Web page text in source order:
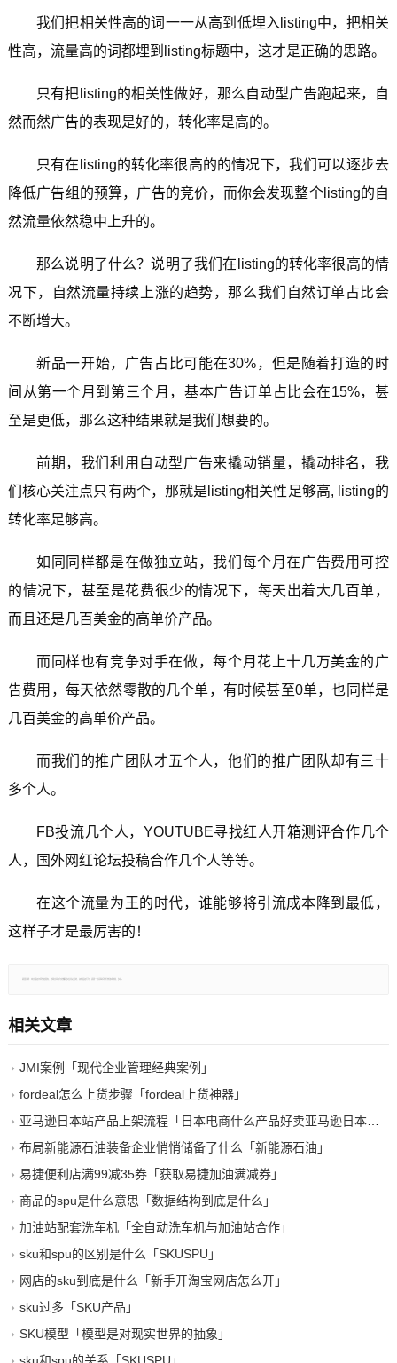
我们把相关性高的词一一从高到低埋入listing中，把相关
性高，流量高的词都埋到listing标题中，这才是正确的思路。
只有把listing的相关性做好，那么自动型广告跑起来，自
然而然广告的表现是好的，转化率是高的。
只有在listing的转化率很高的的情况下，我们可以逐步去
降低广告组的预算，广告的竞价，而你会发现整个listing的自
然流量依然稳中上升的。
那么说明了什么？说明了我们在listing的转化率很高的情
况下，自然流量持续上涨的趋势，那么我们自然订单占比会
不断增大。
新品一开始，广告占比可能在30%，但是随着打造的时
间从第一个月到第三个月，基本广告订单占比会在15%，甚
至是更低，那么这种结果就是我们想要的。
前期，我们利用自动型广告来撬动销量，撬动排名，我
们核心关注点只有两个，那就是listing相关性足够高, listing的
转化率足够高。
如同同样都是在做独立站，我们每个月在广告费用可控
的情况下，甚至是花费很少的情况下，每天出着大几百单，
而且还是几百美金的高单价产品。
而同样也有竞争对手在做，每个月花上十几万美金的广
告费用，每天依然零散的几个单，有时候甚至0单，也同样是
几百美金的高单价产品。
而我们的推广团队才五个人，他们的推广团队却有三十
多个人。
FB投流几个人，YOUTUBE寻找红人开箱测评合作几个
人，国外网红论坛投稿合作几个人等等。
在这个流量为王的时代，谁能够将引流成本降到最低，
这样子才是最厉害的！
相关文章
JMI案例「现代企业管理经典案例」
fordeal怎么上货步骤「fordeal上货神器」
亚马逊日本站产品上架流程「日本电商什么产品好卖亚马逊日本站如何开店怎么上传产品」
布局新能源石油装备企业悄悄储备了什么「新能源石油」
易捷便利店满99减35券「获取易捷加油满减券」
商品的spu是什么意思「数据结构到底是什么」
加油站配套洗车机「全自动洗车机与加油站合作」
sku和spu的区别是什么「SKUSPU」
网店的sku到底是什么「新手开淘宝网店怎么开」
sku过多「SKU产品」
SKU模型「模型是对现实世界的抽象」